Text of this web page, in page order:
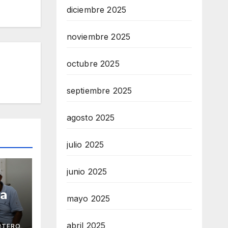
diciembre 2025
noviembre 2025
octubre 2025
septiembre 2025
agosto 2025
julio 2025
junio 2025
mayo 2025
abril 2025